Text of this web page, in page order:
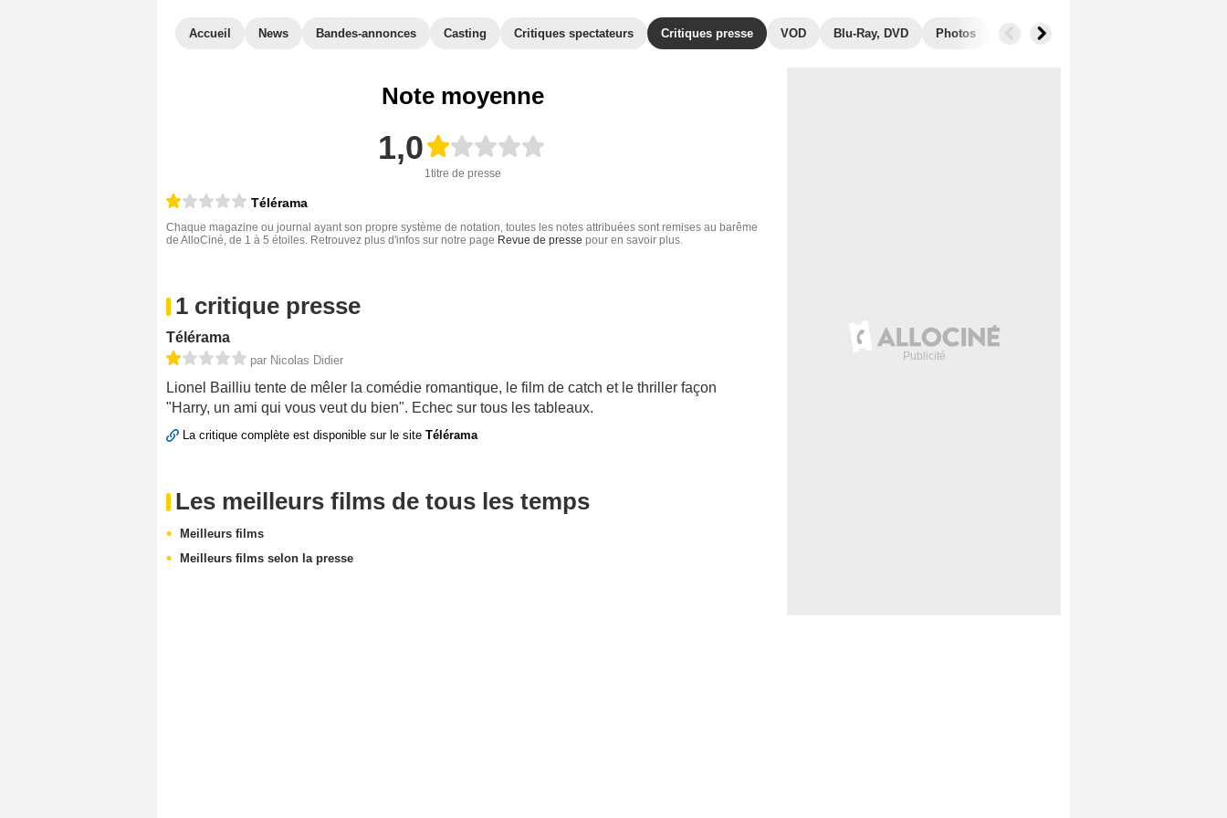
Accueil News Bandes-annonces Casting Critiques spectateurs Critiques presse VOD Blu-Ray, DVD Photos Secrets de tournage
Note moyenne
1,0
1titre de presse
Télérama
Chaque magazine ou journal ayant son propre système de notation, toutes les notes attribuées sont remises au barême
de AlloCiné, de 1 à 5 étoiles. Retrouvez plus d'infos sur notre page Revue de presse pour en savoir plus.
1 critique presse
Télérama
par Nicolas Didier
Lionel Bailliu tente de mêler la comédie romantique, le film de catch et le thriller façon
"Harry, un ami qui vous veut du bien". Echec sur tous les tableaux.
La critique complète est disponible sur le site Télérama
Les meilleurs films de tous les temps
Meilleurs films
Meilleurs films selon la presse